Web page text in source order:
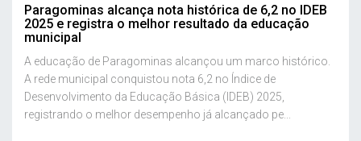
Paragominas alcança nota histórica de 6,2 no IDEB
2025 e registra o melhor resultado da educação
municipal
A educação de Paragominas alcançou um marco histórico.
A rede municipal conquistou nota 6,2 no Índice de
Desenvolvimento da Educação Básica (IDEB) 2025,
registrando o melhor desempenho já alcançado pe...